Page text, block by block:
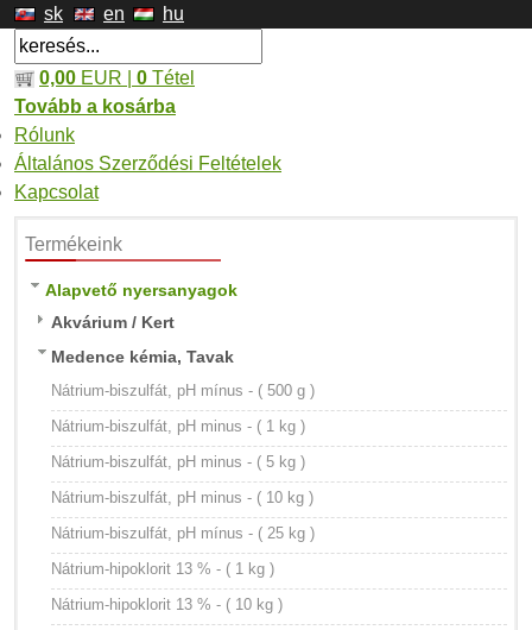
sk en hu
0,00 EUR | 0 Tétel
Tovább a kosárba
Rólunk
Általános Szerződési Feltételek
Kapcsolat
Termékeink
Alapvető nyersanyagok
Akvárium / Kert
Medence kémia, Tavak
Nátrium-biszulfát, pH mínus - ( 500 g )
Nátrium-biszulfát, pH minus - ( 1 kg )
Nátrium-biszulfát, pH minus - ( 5 kg )
Nátrium-biszulfát, pH minus - ( 10 kg )
Nátrium-biszulfát, pH mínus - ( 25 kg )
Nátrium-hipoklorit 13 % - ( 1 kg )
Nátrium-hipoklorit 13 % - ( 10 kg )